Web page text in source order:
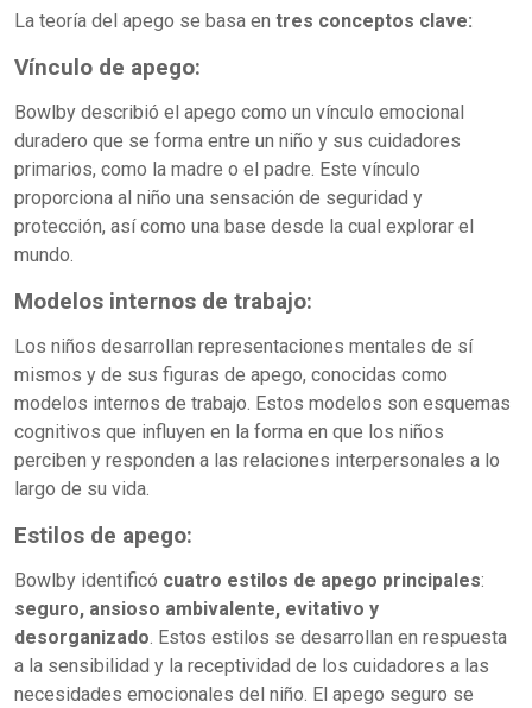
La teoría del apego se basa en tres conceptos clave:
Vínculo de apego:
Bowlby describió el apego como un vínculo emocional
duradero que se forma entre un niño y sus cuidadores
primarios, como la madre o el padre. Este vínculo
proporciona al niño una sensación de seguridad y
protección, así como una base desde la cual explorar el
mundo.
Modelos internos de trabajo:
Los niños desarrollan representaciones mentales de sí
mismos y de sus figuras de apego, conocidas como
modelos internos de trabajo. Estos modelos son esquemas
cognitivos que influyen en la forma en que los niños
perciben y responden a las relaciones interpersonales a lo
largo de su vida.
Estilos de apego:
Bowlby identificó cuatro estilos de apego principales:
seguro, ansioso ambivalente, evitativo y
desorganizado. Estos estilos se desarrollan en respuesta
a la sensibilidad y la receptividad de los cuidadores a las
necesidades emocionales del niño. El apego seguro se